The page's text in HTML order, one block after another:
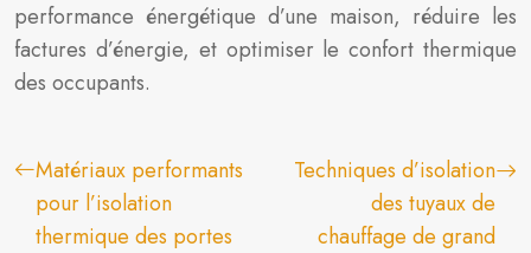
performance énergétique d’une maison, réduire les
factures d’énergie, et optimiser le confort thermique
des occupants.
Matériaux performants
pour l’isolation
thermique des portes
Techniques d’isolation
des tuyaux de
chauffage de grand